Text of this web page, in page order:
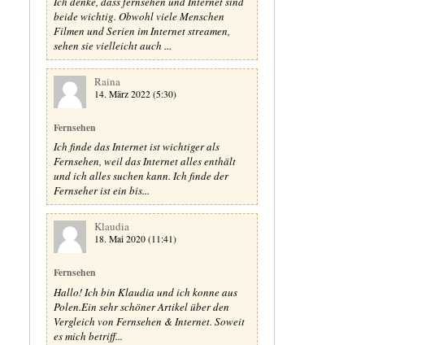
beide wichtig. Obwohl viele Menschen
Filmen und Serien im Internet streamen,
sehen sie vielleicht auch ...
Raina
14. März 2022 (5:30)
Fernsehen
Ich finde das Internet ist wichtiger als
Fernsehen, weil das Internet alles enthält
und ich alles suchen kann. Ich finde der
Fernseher ist ein bis...
Klaudia
18. Mai 2020 (11:41)
Fernsehen
Hallo! Ich bin Klaudia und ich konne aus
Polen.Ein sehr schöner Artikel über den
Vergleich von Fernsehen & Internet. Soweit
es mich betriff...